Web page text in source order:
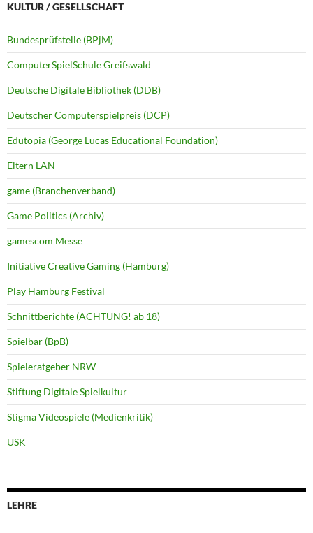
KULTUR / GESELLSCHAFT
Bundesprüfstelle (BPjM)
ComputerSpielSchule Greifswald
Deutsche Digitale Bibliothek (DDB)
Deutscher Computerspielpreis (DCP)
Edutopia (George Lucas Educational Foundation)
Eltern LAN
game (Branchenverband)
Game Politics (Archiv)
gamescom Messe
Initiative Creative Gaming (Hamburg)
Play Hamburg Festival
Schnittberichte (ACHTUNG! ab 18)
Spielbar (BpB)
Spieleratgeber NRW
Stiftung Digitale Spielkultur
Stigma Videospiele (Medienkritik)
USK
LEHRE